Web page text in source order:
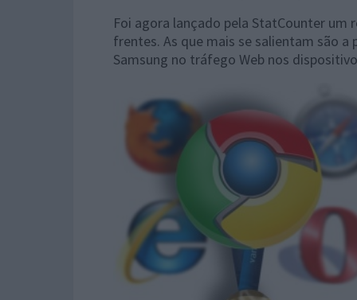
Foi agora lançado pela StatCounter
frentes. As que mais se salientam são
Samsung no tráfego Web nos